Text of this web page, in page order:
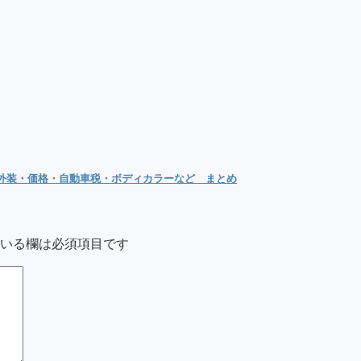
装・価格・自動車税・ボディカラーなど まとめ
る欄は必須項目です